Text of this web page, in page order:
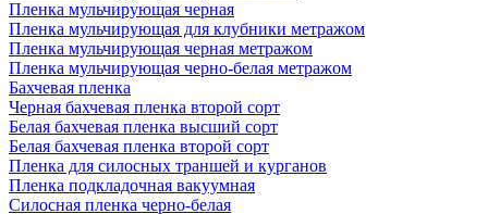
Пленка мульчирующая черная
Пленка мульчирующая для клубники метражом
Пленка мульчирующая черная метражом
Пленка мульчирующая черно-белая метражом
Бахчевая пленка
Черная бахчевая пленка второй сорт
Белая бахчевая пленка высший сорт
Белая бахчевая пленка второй сорт
Пленка для силосных траншей и курганов
Пленка подкладочная вакуумная
Силосная пленка черно-белая